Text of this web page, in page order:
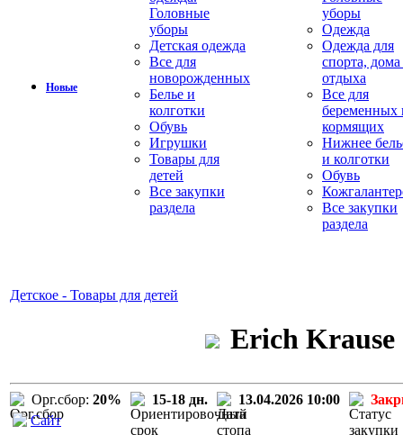
Новые
Головные
уборы
Детская одежда
Все для
новорожденных
Белье и
колготки
Обувь
Игрушки
Товары для
детей
Все закупки
раздела
уборы
Одежда
Одежда для
спорта,
отдыха
Все для
беременных
кормящих
Нижнее
и колготки
Обувь
Все закупки
раздела
Детское - Товары для детей
Erich Krause
Орг.сбор: 20% 15-18 дн. 13.04.2026 10:00
Сайт